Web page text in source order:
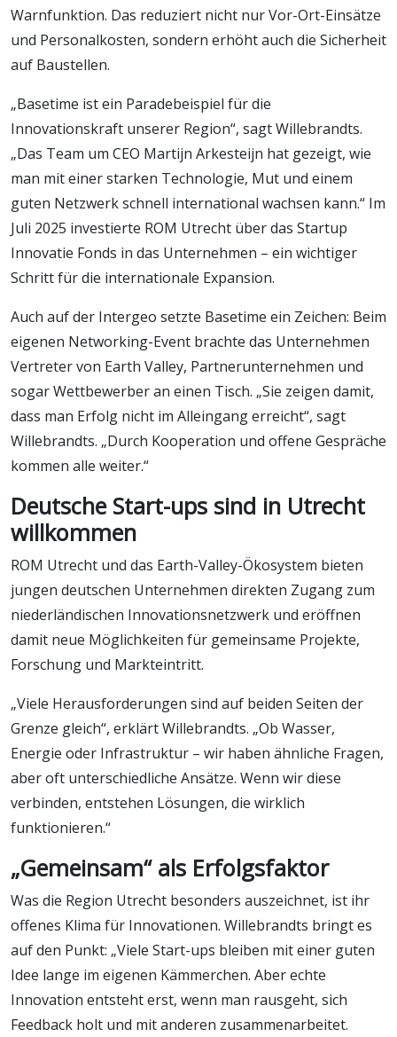
Warnfunktion. Das reduziert nicht nur Vor-Ort-Einsätze
und Personalkosten, sondern erhöht auch die Sicherheit
auf Baustellen.
„Basetime ist ein Paradebeispiel für die
Innovationskraft unserer Region“, sagt Willebrandts.
„Das Team um CEO Martijn Arkesteijn hat gezeigt, wie
man mit einer starken Technologie, Mut und einem
guten Netzwerk schnell international wachsen kann.“ Im
Juli 2025 investierte ROM Utrecht über das Startup
Innovatie Fonds in das Unternehmen – ein wichtiger
Schritt für die internationale Expansion.
Auch auf der Intergeo setzte Basetime ein Zeichen: Beim
eigenen Networking-Event brachte das Unternehmen
Vertreter von Earth Valley, Partnerunternehmen und
sogar Wettbewerber an einen Tisch. „Sie zeigen damit,
dass man Erfolg nicht im Alleingang erreicht“, sagt
Willebrandts. „Durch Kooperation und offene Gespräche
kommen alle weiter.“
Deutsche Start-ups sind in Utrecht
willkommen
ROM Utrecht und das Earth-Valley-Ökosystem bieten
jungen deutschen Unternehmen direkten Zugang zum
niederländischen Innovationsnetzwerk und eröffnen
damit neue Möglichkeiten für gemeinsame Projekte,
Forschung und Markteintritt.
„Viele Herausforderungen sind auf beiden Seiten der
Grenze gleich“, erklärt Willebrandts. „Ob Wasser,
Energie oder Infrastruktur – wir haben ähnliche Fragen,
aber oft unterschiedliche Ansätze. Wenn wir diese
verbinden, entstehen Lösungen, die wirklich
funktionieren.“
„Gemeinsam“ als Erfolgsfaktor
Was die Region Utrecht besonders auszeichnet, ist ihr
offenes Klima für Innovationen. Willebrandts bringt es
auf den Punkt: „Viele Start-ups bleiben mit einer guten
Idee lange im eigenen Kämmerchen. Aber echte
Innovation entsteht erst, wenn man rausgeht, sich
Feedback holt und mit anderen zusammenarbeitet.